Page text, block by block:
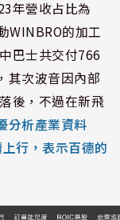
年營收占比為
WINBRO的加工
巴士共交付766
其次波音因內部
後，不過在新飛
分析產業資料
行，表示百德的